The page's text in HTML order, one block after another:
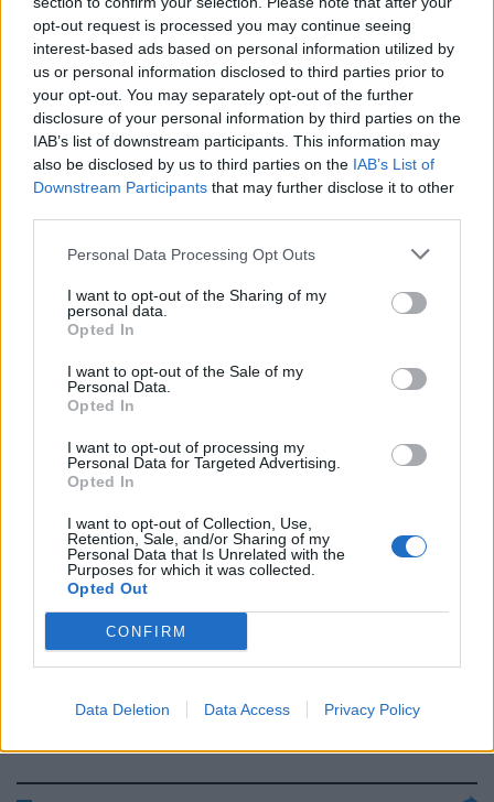
opt-out request is processed you may continue seeing
interest-based ads based on personal information utilized by
us or personal information disclosed to third parties prior to
your opt-out. You may separately opt-out of the further
disclosure of your personal information by third parties on the
IAB’s list of downstream participants. This information may
also be disclosed by us to third parties on the IAB’s List of
Downstream Participants that may further disclose it to other
Personal Data Processing Opt Outs
I want to opt-out of the Sharing of my
personal data.
Opted In
I want to opt-out of the Sale of my
Personal Data.
Opted In
I want to opt-out of processing my
Personal Data for Targeted Advertising.
Opted In
I want to opt-out of Collection, Use,
Retention, Sale, and/or Sharing of my
Personal Data that Is Unrelated with the
Purposes for which it was collected.
Opted Out
CONFIRM
Data Deletion Data Access Privacy Policy
Parla Bernanke e alimenta il
caos
27/08/2011
Crescono gli stipendi dei
banchieri
Super bonus, i banchieri violano
la Ue
Banchieri divisi sulla
patrimoniale
06/02/2011
banchieri